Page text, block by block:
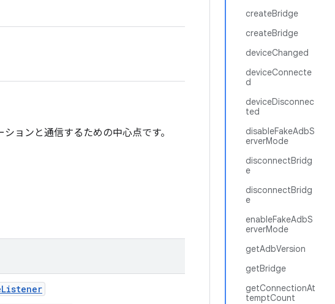
createBridge
createBridge
deviceChanged
deviceConnecte
d
deviceDisconnec
ted
disableFakeAdbS
erverMode
disconnectBridg
e
disconnectBridg
e
enableFakeAdbS
erverMode
getAdbVersion
getBridge
getConnectionAt
temptCount
ョンと通信するための中心点です。
Listener